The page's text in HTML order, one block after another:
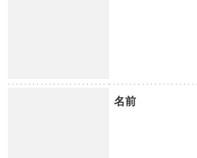
名前